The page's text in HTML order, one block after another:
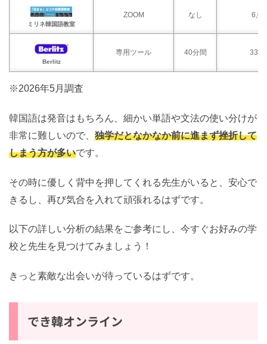
ミリネ韓国語教室
ZOOM なし
Berlitz
専用ツール 40分間
※2026年5月調査
韓国語は発音はもちろん、細かい単語や文法の使い分けが
非常に難しいので、 独学だとなかなか前に進まず挫折して
しまう方が多いです。
その時に優しく背中を押してくれる先生がいると、安心で
きるし、再び気合を入れて頑張れるはずです。
以下の詳しい分析の結果をご参考にし、今すぐお好みの学
校と先生を見つけてみましょう！
きっと素敵な出会いが待っているはずです。
でき韓オンライン